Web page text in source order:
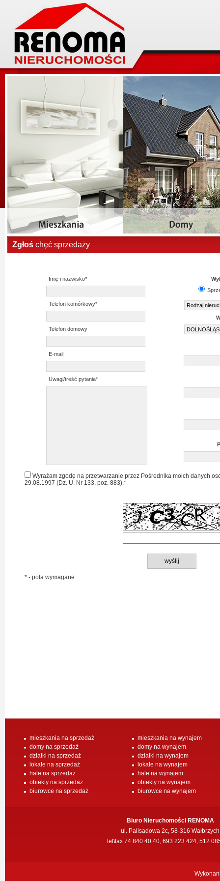
Zgłoś chęć sprzedaży
Imię i nazwisko*
Telefon komórkowy*
Telefon domowy
E-mail
Uwagi/treść pytania*
Wyrażam zgodę na przetwarzanie przez Pośrednika moich danych
29.08.1997 (Dz. U. Nr 133, poz. 883).*
* - pola wymagane
mieszkania na sprzedaż
domy na sprzedaż
działki na sprzedaż
lokale na sprzedaż
hale na sprzedaż
obiekty na sprzedaż
biurowce na sprzedaż
mieszkania na wynajem
domy na wynajem
działki na wynajem
lokale na wynajem
hale na wynajem
obiekty na wynajem
biurowce na wynajem
Biuro Nieruchomości RENOMA
ul. Palisadowa 2c, 58-316 Wałbrzych
tel\fax 74 840 40 40, 693 223 424, 512